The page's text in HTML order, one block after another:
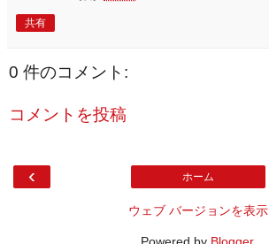
共有
0 件のコメント:
コメントを投稿
‹ ホーム
ウェブ バージョンを表示